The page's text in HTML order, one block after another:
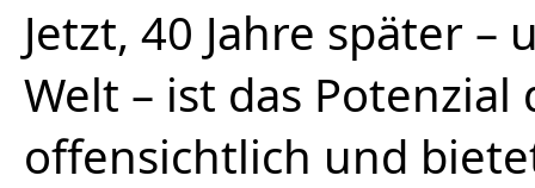
Jetzt, 40 Jahre später
Welt – ist das
offensichtlich und